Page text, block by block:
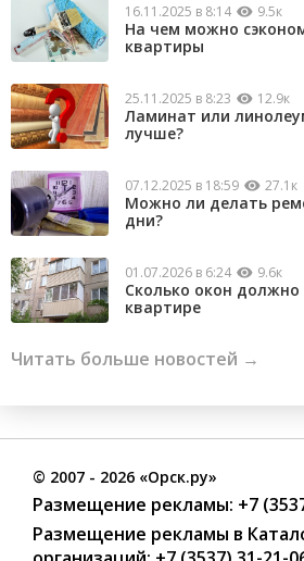
16.11.2025 в 8:14 9.5к
На чем можно
квартиры
25.11.2025 в 8:23 12.9к
Ламинат или
лучше?
07.12.2025 в 18:59 27.1к
Можно ли делать
дни?
01.07.2026 в 6:24 9.6к
Сколько окон
квартире
Читать больше новостей →
© 2007 - 2026 «Орск.ру»
Размещение рекламы: +7
Размещение рекламы в